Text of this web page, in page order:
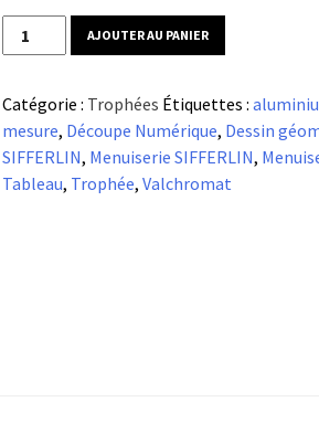
quantité
de
Trophée
Eléphant
-
petit
AJOUTER AU PANIER
Catégorie : Trophées Étiquettes :
mesure, Découpe Numérique, Dessin
SIFFERLIN, Menuiserie SIFFERLIN,
Tableau, Trophée, Valchromat